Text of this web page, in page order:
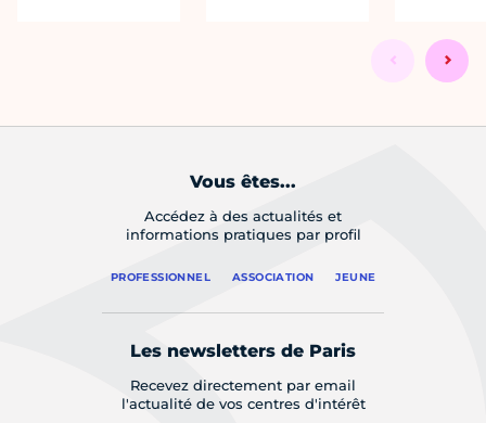
Vous êtes...
Accédez à des actualités et
informations pratiques par profil
PROFESSIONNEL ASSOCIATION JEUNE
Les newsletters de Paris
Recevez directement par email
l'actualité de vos centres d'intérêt